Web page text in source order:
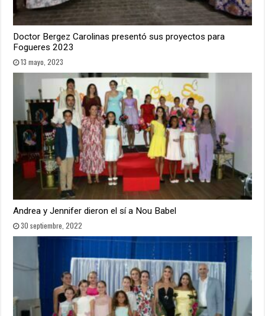
Doctor Bergez Carolinas presentó sus proyectos para
Fogueres 2023
13 mayo, 2023
Andrea y Jennifer dieron el sí a Nou Babel
30 septiembre, 2022